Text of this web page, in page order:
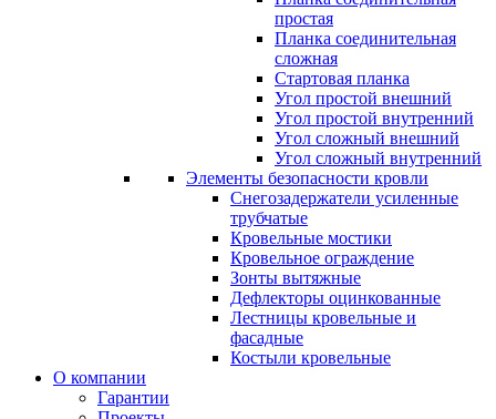
простая
Планка соединительная
сложная
Стартовая планка
Угол простой внешний
Угол простой внутренний
Угол сложный внешний
Угол сложный внутренний
Элементы безопасности кровли
Снегозадержатели усиленные
трубчатые
Кровельные мостики
Кровельное ограждение
Зонты вытяжные
Дефлекторы оцинкованные
Лестницы кровельные и
фасадные
Костыли кровельные
О компании
Гарантии